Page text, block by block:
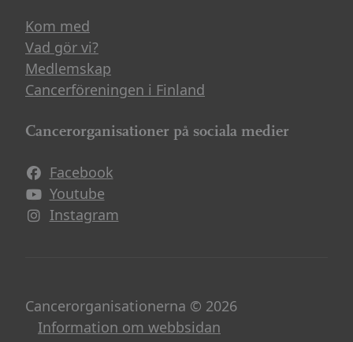
Kom med
Vad gör vi?
Medlemskap
Cancerföreningen i Finland
Cancerorganisationer på sociala medier
Facebook
Avautuu uuteen ikkunaan
Youtube
Avautuu uuteen ikkunaan
Instagram
Avautuu uuteen ikkunaan
Cancerorganisationerna © 2026
Information om webbsidan